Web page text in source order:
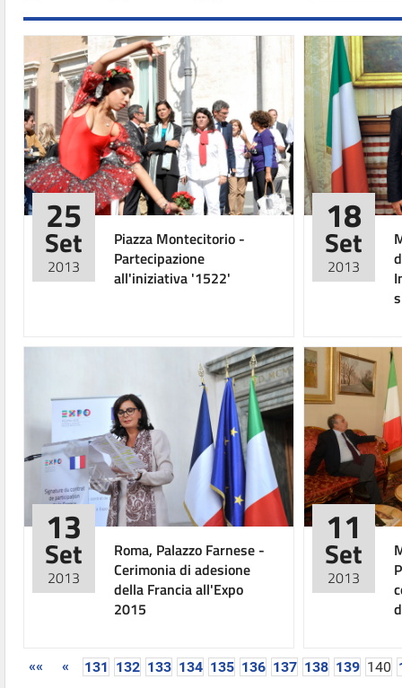
25
Set
2013
Piazza Montecitorio -
Partecipazione
all'iniziativa '1522'
18
Set
2013
13
Set
2013
Roma, Palazzo Farnese -
Cerimonia di adesione
della Francia all'Expo
2015
11
Set
2013
«« « 131 132 133 134 135 136 137 138 139 140